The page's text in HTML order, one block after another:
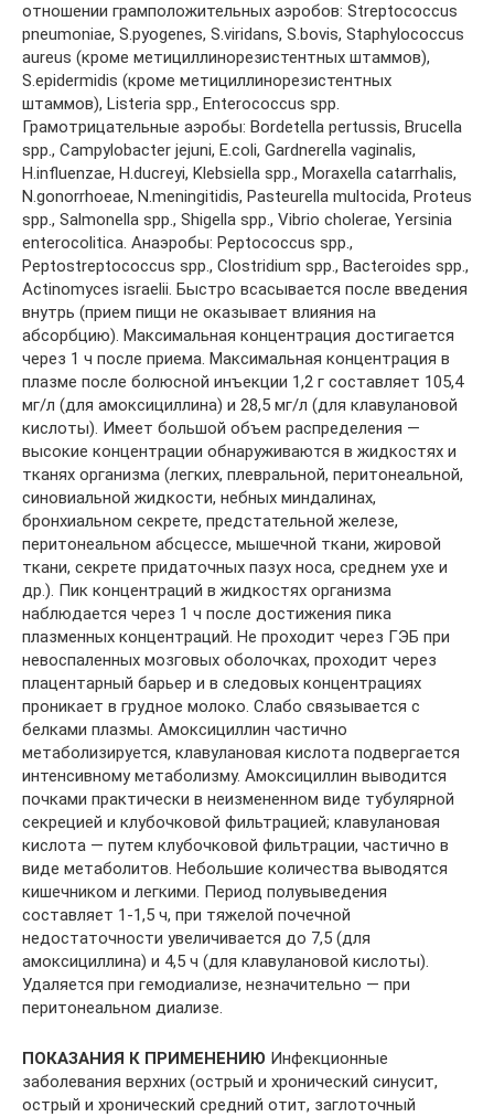
отношении грамположительных аэробов: Streptococcus
pneumoniae, S.pyogenes, S.viridans, S.bovis, Staphylococcus
aureus (кроме метициллинорезистентных штаммов),
S.epidermidis (кроме метициллинорезистентных
штаммов), Listeria spp., Enterococcus spp.
Грамотрицательные аэробы: Bordetella pertussis, Brucella
spp., Campylobacter jejuni, E.coli, Gardnerella vaginalis,
H.influenzae, H.ducreyi, Klebsiella spp., Moraxella catarrhalis,
N.gonorrhoeae, N.meningitidis, Pasteurella multocida, Proteus
spp., Salmonella spp., Shigella spp., Vibrio cholerae, Yersinia
enterocolitica. Анаэробы: Peptococcus spp.,
Peptostreptococcus spp., Clostridium spp., Bacteroides spp.,
Actinomyces israelii. Быстро всасывается после введения
внутрь (прием пищи не оказывает влияния на
абсорбцию). Максимальная концентрация достигается
через 1 ч после приема. Максимальная концентрация в
плазме после болюсной инъекции 1,2 г составляет 105,4
мг/л (для амоксициллина) и 28,5 мг/л (для клавулановой
кислоты). Имеет большой объем распределения —
высокие концентрации обнаруживаются в жидкостях и
тканях организма (легких, плевральной, перитонеальной,
синовиальной жидкости, небных миндалинах,
бронхиальном секрете, предстательной железе,
перитонеальном абсцессе, мышечной ткани, жировой
ткани, секрете придаточных пазух носа, среднем ухе и
др.). Пик концентраций в жидкостях организма
наблюдается через 1 ч после достижения пика
плазменных концентраций. Не проходит через ГЭБ при
невоспаленных мозговых оболочках, проходит через
плацентарный барьер и в следовых концентрациях
проникает в грудное молоко. Слабо связывается с
белками плазмы. Амоксициллин частично
метаболизируется, клавулановая кислота подвергается
интенсивному метаболизму. Амоксициллин выводится
почками практически в неизмененном виде тубулярной
секрецией и клубочковой фильтрацией; клавулановая
кислота — путем клубочковой фильтрации, частично в
виде метаболитов. Небольшие количества выводятся
кишечником и легкими. Период полувыведения
составляет 1-1,5 ч, при тяжелой почечной
недостаточности увеличивается до 7,5 (для
амоксициллина) и 4,5 ч (для клавулановой кислоты).
Удаляется при гемодиализе, незначительно — при
перитонеальном диализе.
ПОКАЗАНИЯ К ПРИМЕНЕНИЮ Инфекционные
заболевания верхних (острый и хронический синусит,
острый и хронический средний отит, заглоточный